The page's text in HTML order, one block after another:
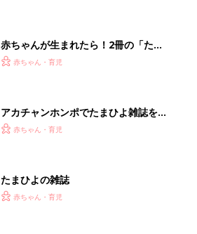
赤ちゃんが生まれたら！2冊の「たま
ひよ」
赤ちゃん・育児
アカチャンホンポでたまひよ雑誌を買
うとポイント10倍【期間限定】
赤ちゃん・育児
たまひよの雑誌
赤ちゃん・育児